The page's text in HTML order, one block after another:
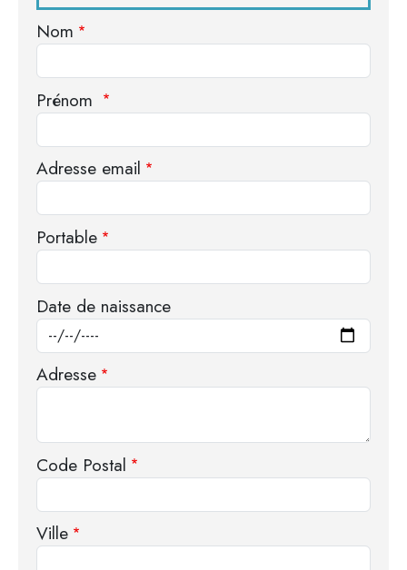
Nom
Prénom
Adresse email
Portable
Date de naissance
Adresse
Code Postal
Ville